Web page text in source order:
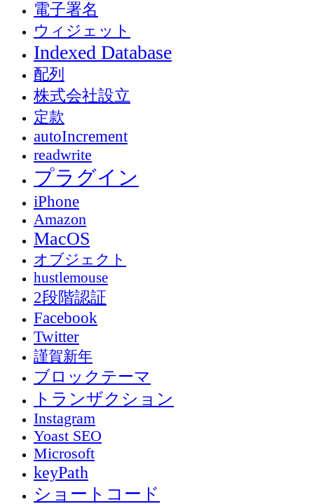
電子署名
ウィジェット
Indexed Database
配列
株式会社設立
定款
autoIncrement
readwrite
プラグイン
iPhone
Amazon
MacOS
オブジェクト
hustlemouse
2段階認証
Facebook
Twitter
謹賀新年
ブロックテーマ
トランザクション
Instagram
Yoast SEO
Microsoft
keyPath
ショートコード